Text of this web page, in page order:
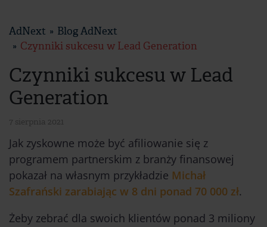
AdNext
Blog AdNext
Czynniki sukcesu w Lead Generation
Czynniki sukcesu w Lead
Generation
Jak zyskowne może być afiliowanie się z
programem partnerskim z branży finansowej
pokazał na własnym przykładzie Michał
Szafrański zarabiając w 8 dni ponad 70 000 zł.
Żeby zebrać dla swoich klientów ponad 3 miliony